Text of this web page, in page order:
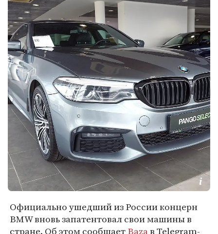
Официально ушедший из России концерн
BMW вновь запатентовал свои машины в
стране. Об этом сообщаетBazaв Telegram-